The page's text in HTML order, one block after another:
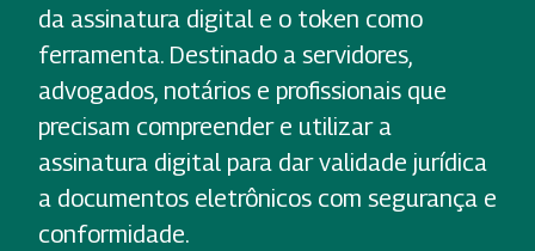
da assinatura digital e o token como
ferramenta. Destinado a servidores,
advogados, notários e profissionais que
precisam compreender e utilizar a
assinatura digital para dar validade jurídica
a documentos eletrônicos com segurança e
conformidade.